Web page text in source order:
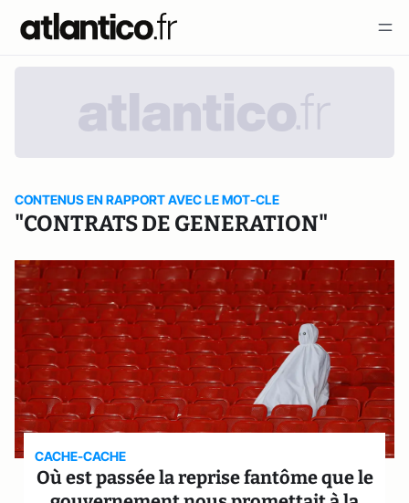
CONTENUS EN RAPPORT AVEC LE MOT-CLE
"CONTRATS DE GENERATION"
CACHE-CACHE
Où est passée la reprise fantôme que le